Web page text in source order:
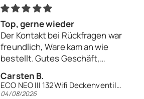
Top, gerne wieder
Der Kontakt bei Rückfragen war
freundlich, Ware kam an wie
bestellt. Gutes Geschäft,
gerne wieder.
Carsten B.
ECO NEO III 132Wifi Deckenventilator
04/08/2026